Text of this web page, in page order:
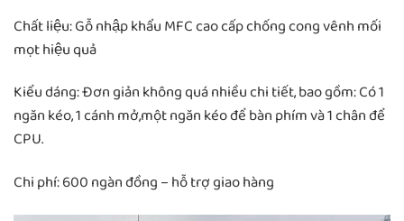
Chất liệu: Gỗ nhập khẩu MFC cao cấp chống cong vênh mối
mọt hiệu quả
Kiểu dáng: Đơn giản không quá nhiều chi tiết, bao gồm: Có 1
ngăn kéo, 1 cánh mở,một ngăn kéo để bàn phím và 1 chân để
CPU.
Chi phí: 600 ngàn đồng – hỗ trợ giao hàng